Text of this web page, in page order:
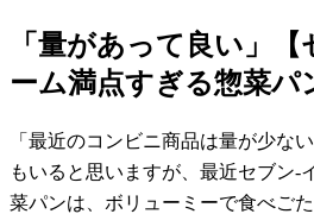
「量があって良い」
ーム満点すぎる惣菜パ
「最近のコンビニ商品は量が少
もいると思いますが、最近セブン-
菜パンは、ボリューミーで食べご